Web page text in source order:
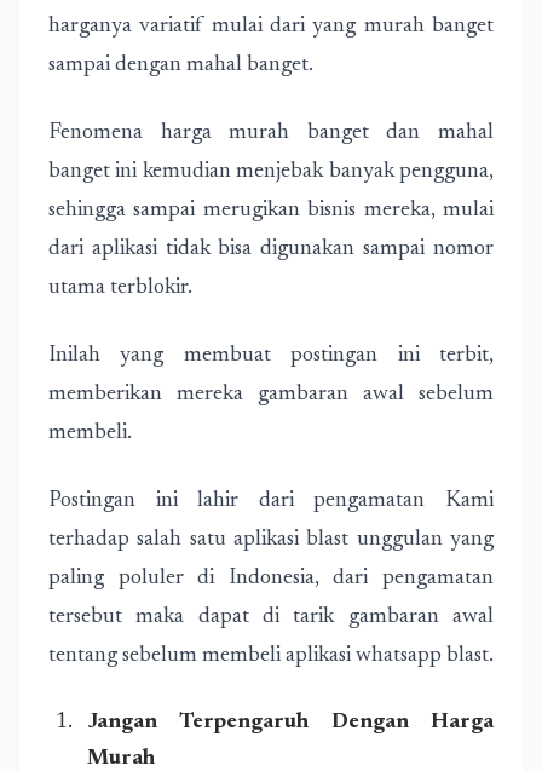
harganya variatif mulai dari yang murah banget
sampai dengan mahal banget.
Fenomena harga murah banget dan mahal
banget ini kemudian menjebak banyak pengguna,
sehingga sampai merugikan bisnis mereka, mulai
dari aplikasi tidak bisa digunakan sampai nomor
utama terblokir.
Inilah yang membuat postingan ini terbit,
memberikan mereka gambaran awal sebelum
membeli.
Postingan ini lahir dari pengamatan Kami
terhadap salah satu aplikasi blast unggulan yang
paling poluler di Indonesia, dari pengamatan
tersebut maka dapat di tarik gambaran awal
tentang sebelum membeli aplikasi whatsapp blast.
Jangan Terpengaruh Dengan Harga
Murah